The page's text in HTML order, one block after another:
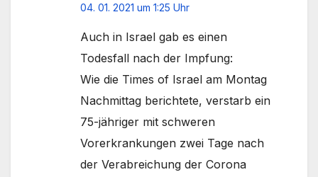
04. 01. 2021 um 1:25 Uhr
Auch in Israel gab es einen
Todesfall nach der Impfung:
Wie die Times of Israel am Montag
Nachmittag berichtete, verstarb ein
75-jähriger mit schweren
Vorerkrankungen zwei Tage nach
der Verabreichung der Corona